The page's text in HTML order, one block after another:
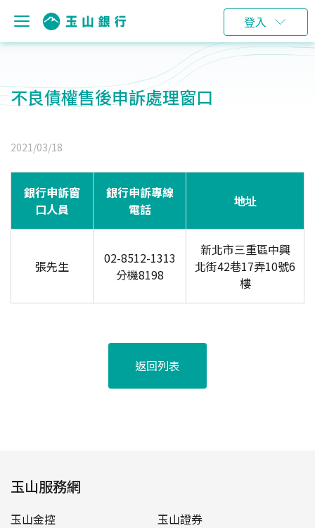
登入
不良債權售後申訴處理窗口
2021/03/18
銀行申訴窗
口人員
銀行申訴專線
電話
地址
張先生
02-8512-1313
分機8198
新北市三重區中興
北街42巷17弄10號6
樓
返回列表
玉山服務網
玉山金控
玉山證券